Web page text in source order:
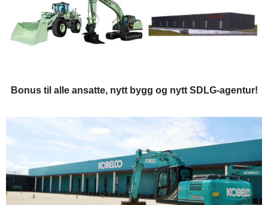
Bonus til alle ansatte, nytt bygg og nytt SDLG-agentur!